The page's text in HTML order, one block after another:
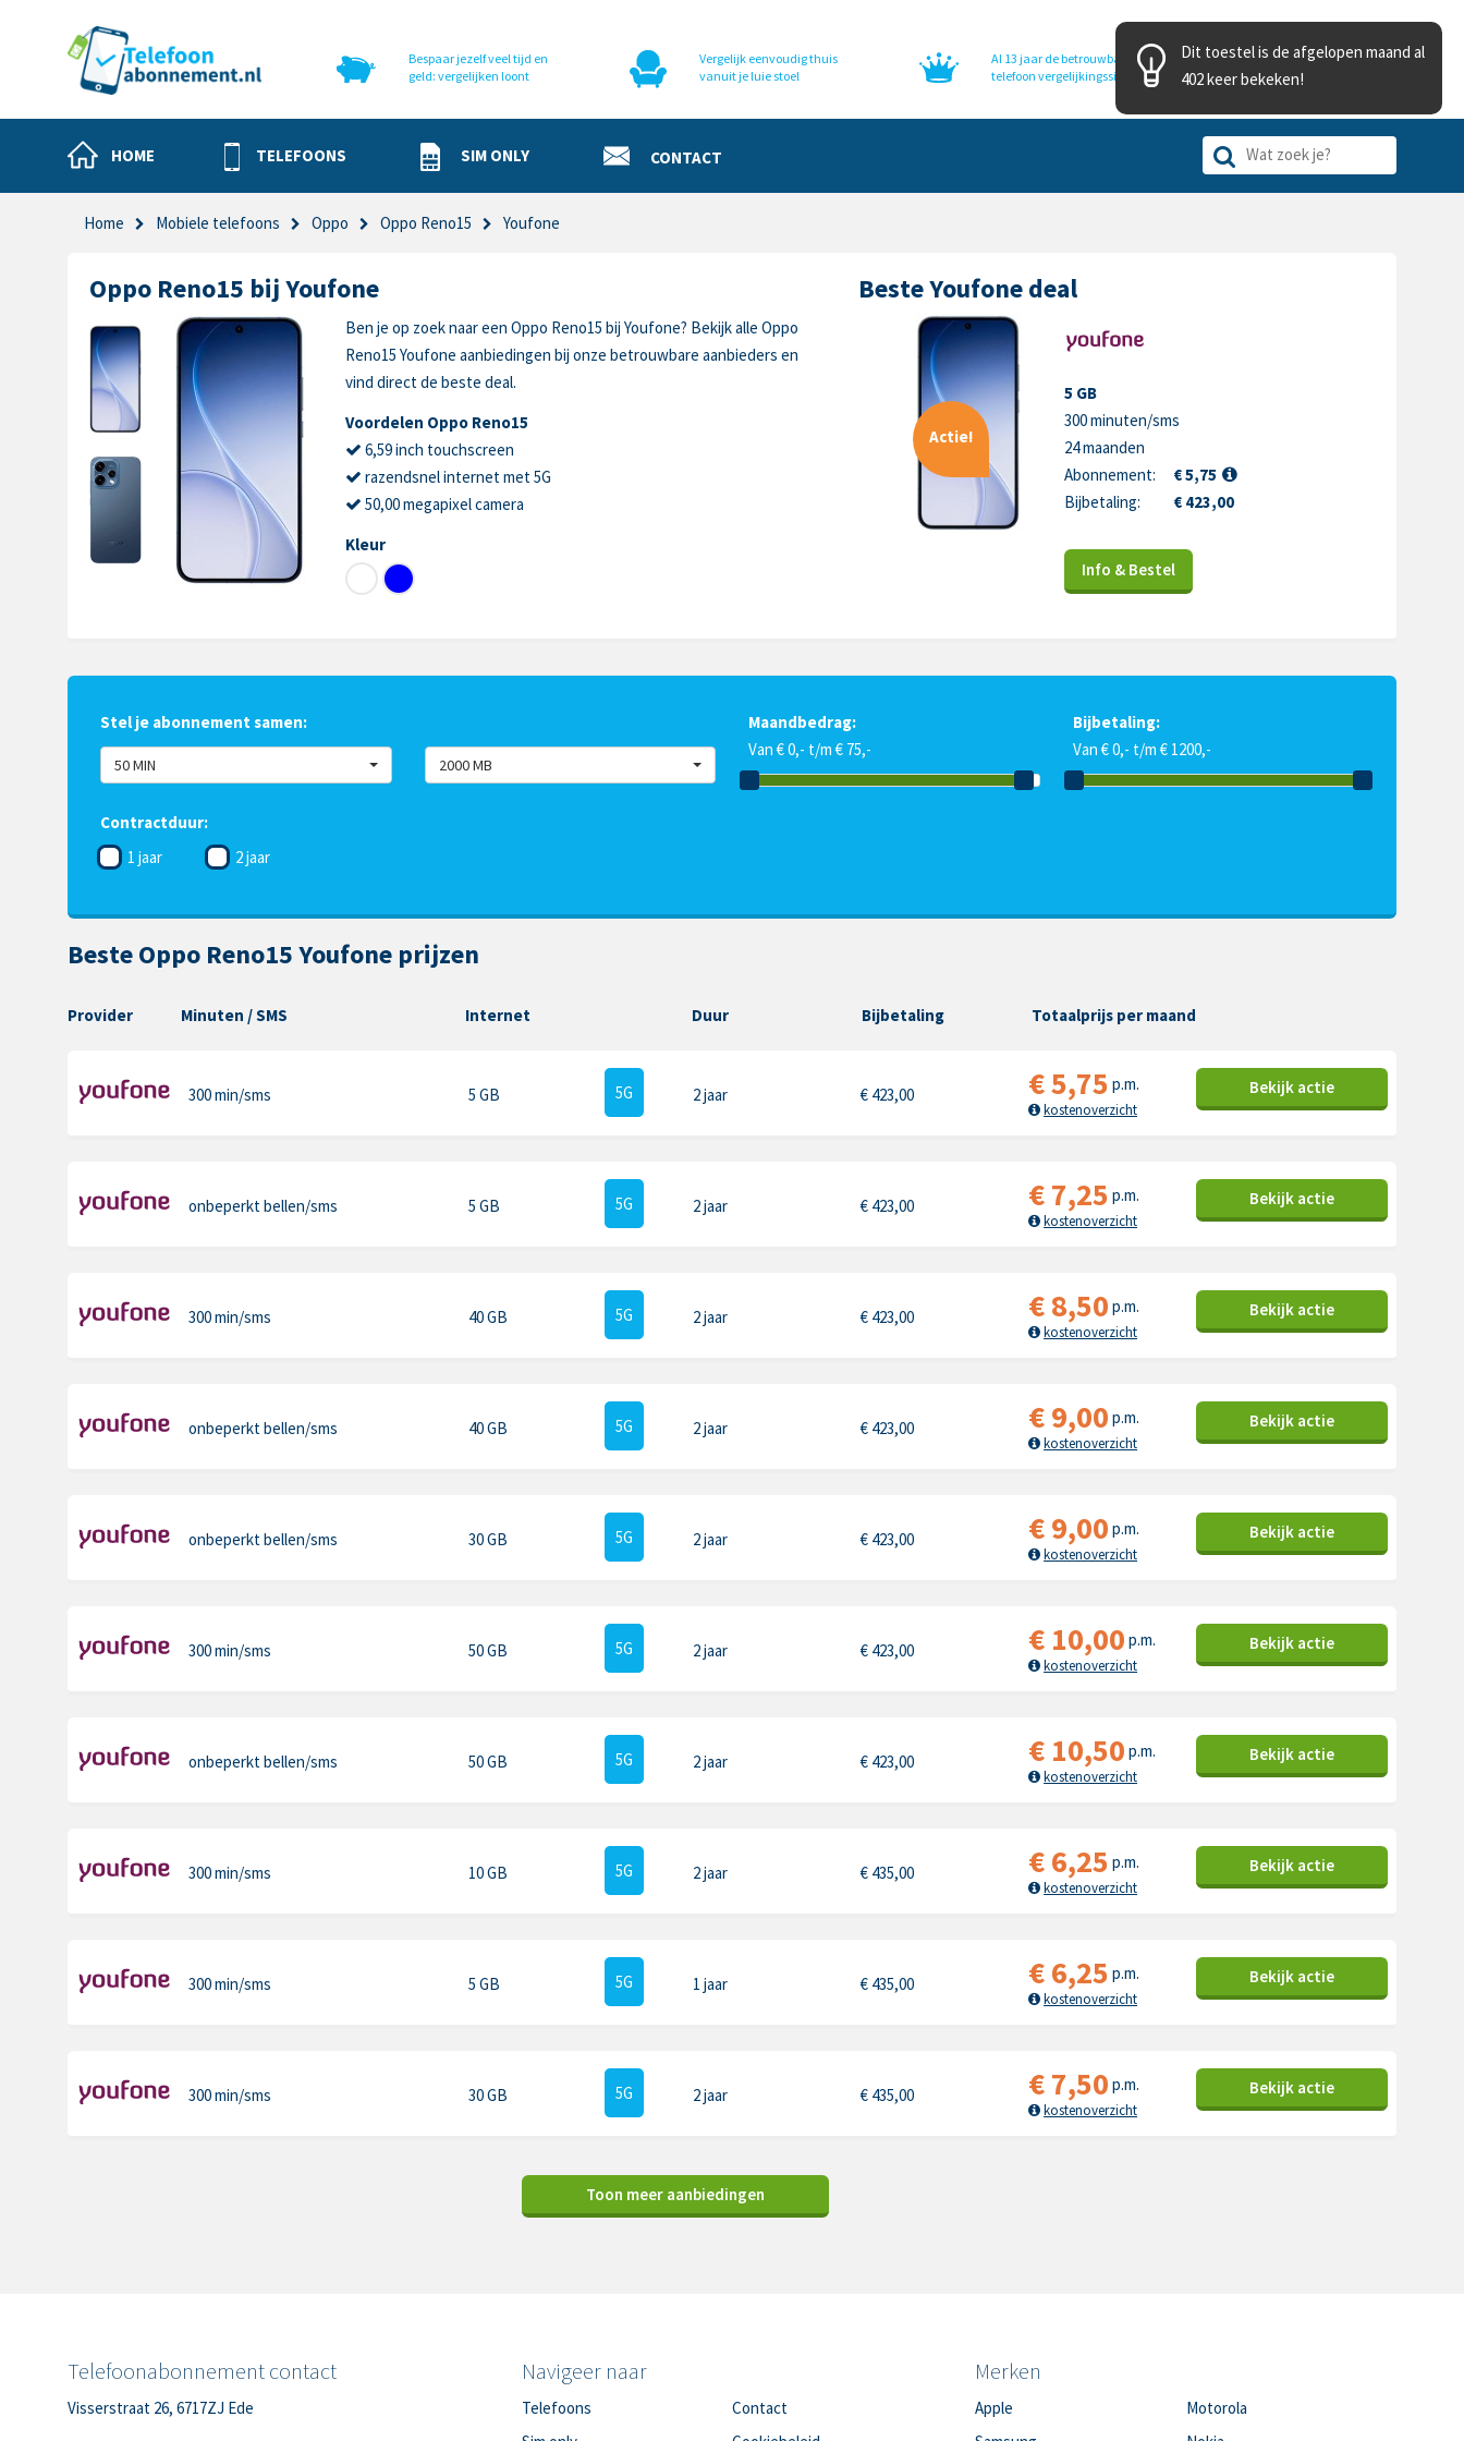
Bespaar jezelf veel tijd en
geld: vergelijken loont
Vergelijk eenvoudig thuis
vanuit je luie stoel
Al 13 jaar de betrouwbare
telefoon vergelijkingssite
HOME TELEFOONS SIM ONLY CONTACT
Home Mobiele telefoons Oppo Oppo Reno15 Youfone
Oppo Reno15 bij Youfone
Ben je op zoek naar een Oppo Reno15 bij Youfone? Bekijk alle Oppo
Reno15 Youfone aanbiedingen bij onze betrouwbare aanbieders en
vind direct de beste deal.
Voordelen Oppo Reno15
6,59 inch touchscreen
razendsnel internet met 5G
50,00 megapixel camera
Kleur
Beste Youfone deal
Actie!
5 GB
300 minuten/sms
24 maanden
Abonnement:
€ 5,75
Bijbetaling:
€ 423,00
Info & Bestel
Stel je abonnement samen:
50 MIN 2000 MB
Maandbedrag:
Van € 0,- t/m € 75,-
Bijbetaling:
Van € 0,- t/m € 1200,-
Contractduur:
1 jaar
2 jaar
Beste Oppo Reno15 Youfone prijzen
Provider Minuten / SMS Internet Duur Bijbetaling Totaalprijs per maand
300 min/sms 5 GB 5G 2 jaar € 423,00 €5,75 p.m.
kostenoverzicht
Bekijk actie
onbeperkt bellen/sms 5 GB 5G 2 jaar € 423,00 €7,25 p.m.
kostenoverzicht
Bekijk actie
300 min/sms 40 GB 5G 2 jaar € 423,00 €8,50 p.m.
kostenoverzicht
Bekijk actie
onbeperkt bellen/sms 40 GB 5G 2 jaar € 423,00 €9,00 p.m.
kostenoverzicht
Bekijk actie
onbeperkt bellen/sms 30 GB 5G 2 jaar € 423,00 €9,00 p.m.
kostenoverzicht
Bekijk actie
300 min/sms 50 GB 5G 2 jaar € 423,00 € 10,00 p.m.
kostenoverzicht
Bekijk actie
onbeperkt bellen/sms 50 GB 5G 2 jaar € 423,00 € 10,50 p.m.
kostenoverzicht
Bekijk actie
300 min/sms 10 GB 5G 2 jaar € 435,00 €6,25 p.m.
kostenoverzicht
Bekijk actie
300 min/sms 5 GB 5G 1 jaar € 435,00 €6,25 p.m.
kostenoverzicht
Bekijk actie
300 min/sms 30 GB 5G 2 jaar € 435,00 €7,50 p.m.
kostenoverzicht
Bekijk actie
Toon meer aanbiedingen
Dit toestel is de afgelopen maand al
402 keer bekeken!
Telefoonabonnement contact
Visserstraat 26, 6717ZJ Ede
Navigeer naar
Telefoons
Contact
Merken
Apple
Motorola